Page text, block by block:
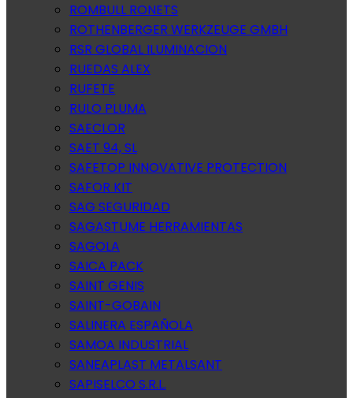
ROMBULL RONETS
ROTHENBERGER WERKZEUGE GMBH
RSR GLOBAL ILUMINACION
RUEDAS ALEX
RUFETE
RULO PLUMA
SAECLOR
SAET 94, SL
SAFETOP INNOVATIVE PROTECTION
SAFOR KIT
SAG SEGURIDAD
SAGASTUME HERRAMIENTAS
SAGOLA
SAICA PACK
SAINT GENIS
SAINT-GOBAIN
SALINERA ESPAÑOLA
SAMOA INDUSTRIAL
SANEAPLAST METALSANT
SAPISELCO S.R.L.